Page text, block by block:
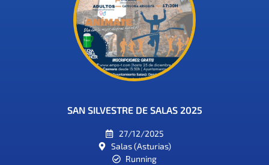
SAN SILVESTRE DE SALAS 2025
27/12/2025
Salas (Asturias)
Running